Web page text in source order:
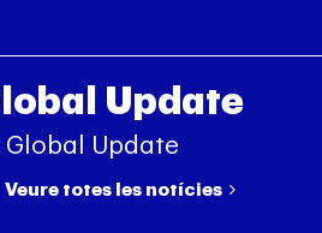
Update
Global Update
Veure totes les notícies